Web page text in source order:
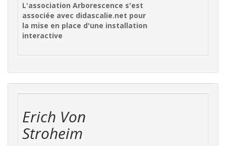
L'association Arborescence s'est
associée avec didascalie.net pour
la mise en place d'une installation
interactive
Erich Von
Stroheim